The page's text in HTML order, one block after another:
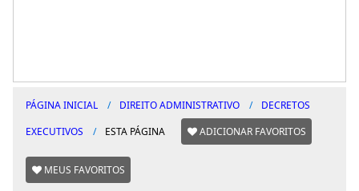
PÁGINA INICIAL DIREITO ADMINISTRATIVO
DECRETOS
EXECUTIVOS
ESTA PÁGINA ADICIONAR FAVORITOS
MEUS FAVORITOS